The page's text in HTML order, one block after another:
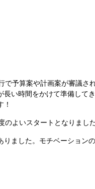
予算案や計画案が審議さ
い時間をかけて準備して
よいスタートとなりました
ました。モチベーション